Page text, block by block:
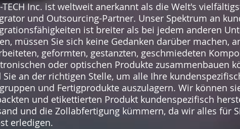
TECH Inc. ist weltweit anerkannt als die Welt's
und Outsourcing-Partner. Unser Spektrum an
ist breiter als bei jedem anderen
müssen Sie sich keine Gedanken darüber machen,
geformten, gestanzten, geschmiedeten
oder optischen Produkte zusammenbauen
Sie an der richtigen Stelle, um alle Ihre
und Fertigprodukte auszulagern. Wir können
und etikettierten Produkt kundenspezifisch
und die Zollabfertigung kümmern, da wir alles für
erledigen.